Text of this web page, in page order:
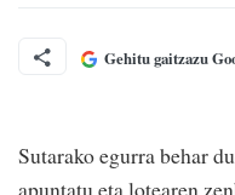
Gehitu gaitzazu
Sutarako egurra behar